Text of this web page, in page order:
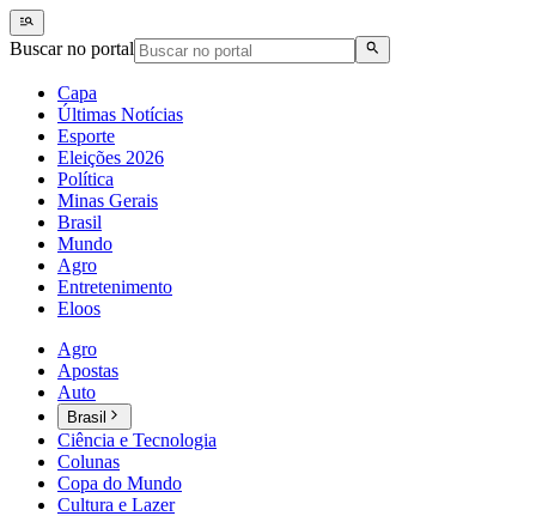
Buscar no portal
Capa
Últimas Notícias
Esporte
Eleições 2026
Política
Minas Gerais
Brasil
Mundo
Agro
Entretenimento
Eloos
Agro
Apostas
Auto
Brasil
Ciência e Tecnologia
Colunas
Copa do Mundo
Cultura e Lazer